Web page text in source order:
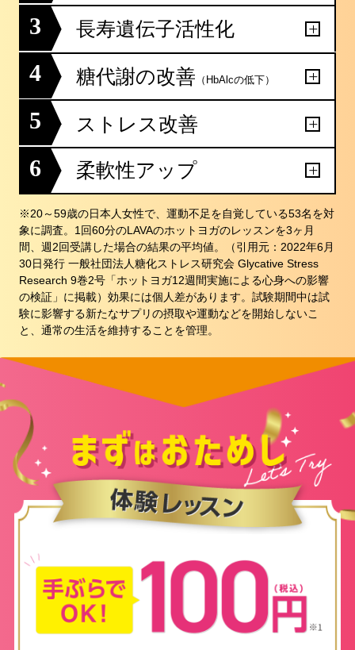
3 長寿遺伝子活性化
4 糖代謝の改善 （HbAlcの低下）
5 ストレス改善
6 柔軟性アップ
※20～59歳の日本人女性で、運動不足を自覚している53名を対
象に調査。1回60分のLAVAのホットヨガのレッスンを3ヶ月
間、週2回受講した場合の結果の平均値。（引用元：2022年6月
30日発行 一般社団法人糖化ストレス研究会 Glycative Stress
Research 9巻2号「ホットヨガ12週間実施による心身への影響
の検証」に掲載）効果には個人差があります。試験期間中は試
験に影響する新たなサプリの摂取や運動などを開始しないこ
と、通常の生活を維持することを管理。